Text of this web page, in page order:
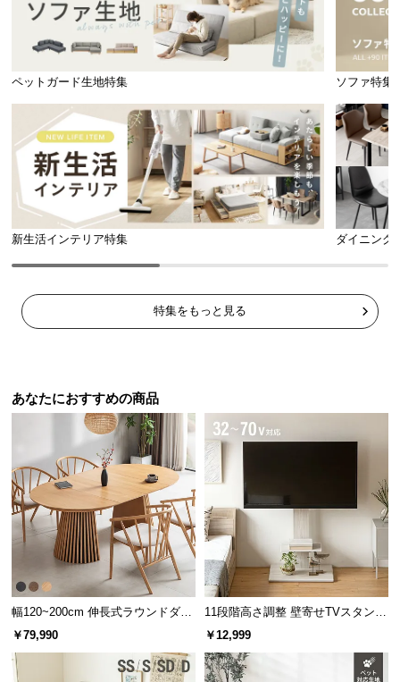
ペットガード生地特集 ソファ特集
新生活インテリア特集 ダイニング
特集をもっと見る
あなたにおすすめの商品
幅120~200cm 伸長式ラウンドダイ
ニングテーブル 6人掛け 天然木突
板 美しい格子デザイン
￥79,990
11段階高さ調整 壁寄せTVスタンド
キャスター付き 上下左右角度調節
￥12,999